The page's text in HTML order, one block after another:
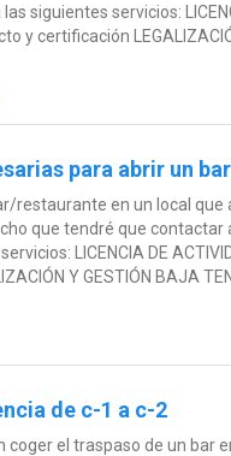
siguientes servicios:
y certificación
para abrir un
restaurante en un local que
que tendré que contactar
LICENCIA DE
Y GESTIÓN BAJA
de c-1 a c-2
coger el traspaso de un bar